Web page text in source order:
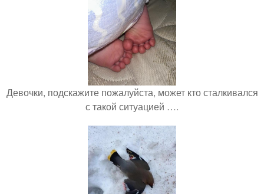
Девочки, подскажите пожалуйста, может кто сталкивался
с такой ситуацией ….